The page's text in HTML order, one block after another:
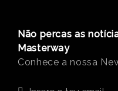
Não percas as
Masterway
Conhece a nossa